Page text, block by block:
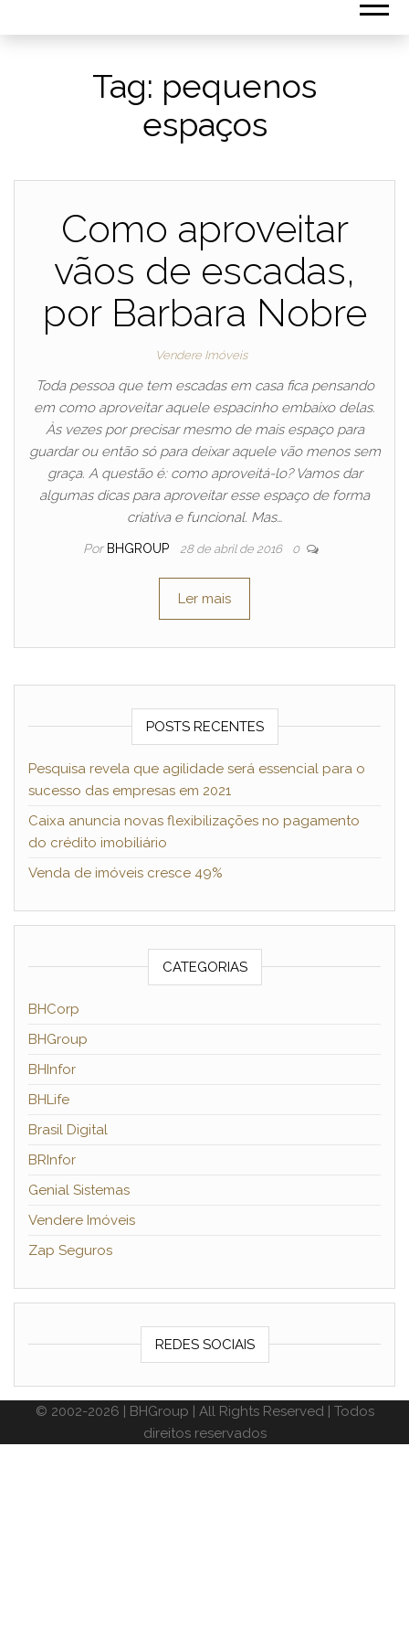
Tag: pequenos
espaços
Como aproveitar
vãos de escadas,
por Barbara Nobre
Vendere Imóveis
Toda pessoa que tem escadas em casa fica pensando
em como aproveitar aquele espacinho embaixo delas.
Às vezes por precisar mesmo de mais espaço para
guardar ou então só para deixar aquele vão menos sem
graça. A questão é: como aproveitá-lo? Vamos dar
algumas dicas para aproveitar esse espaço de forma
criativa e funcional. Mas…
Por BHGROUP 28 de abril de 2016 0
Ler mais
POSTS RECENTES
Pesquisa revela que agilidade será essencial para o
sucesso das empresas em 2021
Caixa anuncia novas flexibilizações no pagamento
do crédito imobiliário
Venda de imóveis cresce 49%
CATEGORIAS
BHCorp
BHGroup
BHInfor
BHLife
Brasil Digital
BRInfor
Genial Sistemas
Vendere Imóveis
Zap Seguros
REDES SOCIAIS
© 2002-2026 | BHGroup | All Rights Reserved | Todos
direitos reservados